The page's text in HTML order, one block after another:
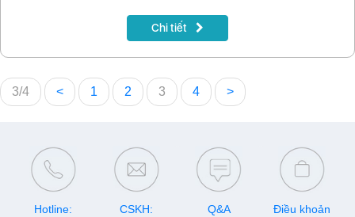
Chi tiết
3/4 < 1 2 3 4 >
Hotline:
CSKH:
Q&A Điều khoản